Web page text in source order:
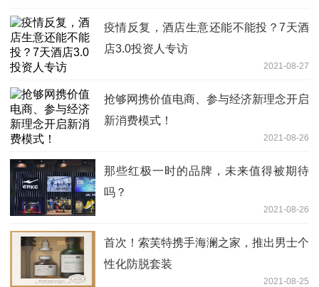
疫情反复，酒店生意还能不能投？7天酒
店3.0投资人专访
2021-08-27
抢够网携价值电商、参与经济新理念开启
新消费模式！
2021-08-26
那些红极一时的品牌，未来值得被期待
吗？
2021-08-26
首次！索芙特携手海澜之家，推出男士个
性化防脱套装
2021-08-25